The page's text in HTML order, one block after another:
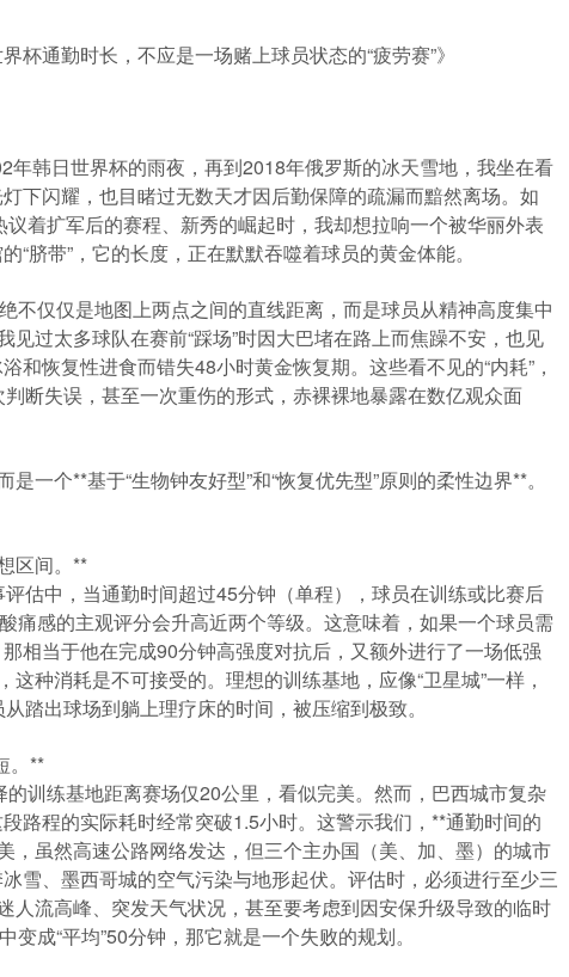
通勤时长，不应是一场赌上球员状态的“疲劳赛”》
韩日世界杯的雨夜，再到2018年俄罗斯的冰天雪地，我坐在看
下闪耀，也目睹过无数天才因后勤保障的疏漏而黯然离场。如
着扩军后的赛程、新秀的崛起时，我却想拉响一个被华丽外表
带”，它的长度，正在默默吞噬着球员的黄金体能。
不仅仅是地图上两点之间的直线距离，而是球员从精神高度集中
见过太多球队在赛前“踩场”时因大巴堵在路上而焦躁不安，也见
和恢复性进食而错失48小时黄金恢复期。这些看不见的“内耗”，
断失误，甚至一次重伤的形式，赤裸裸地暴露在数亿观众面
一个**基于“生物钟友好型”和“恢复优先型”原则的柔性边界**。
区间。**
估中，当通勤时间超过45分钟（单程），球员在训练或比赛后
痛感的主观评分会升高近两个等级。这意味着，如果一个球员需
相当于他在完成90分钟高强度对抗后，又额外进行了一场低强
种消耗是不可接受的。理想的训练基地，应像“卫星城”一样，
踏出球场到躺上理疗床的时间，被压缩到极致。
。**
训练基地距离赛场仅20公里，看似完美。然而，巴西城市复杂
路程的实际耗时经常突破1.5小时。这警示我们，**通勤时间的
，虽然高速公路网络发达，但三个主办国（美、加、墨）的城市
雪、墨西哥城的空气污染与地形起伏。评估时，必须进行至少三
人流高峰、突发天气状况，甚至要考虑到因安保升级导致的临时
成“平均”50分钟，那它就是一个失败的规划。